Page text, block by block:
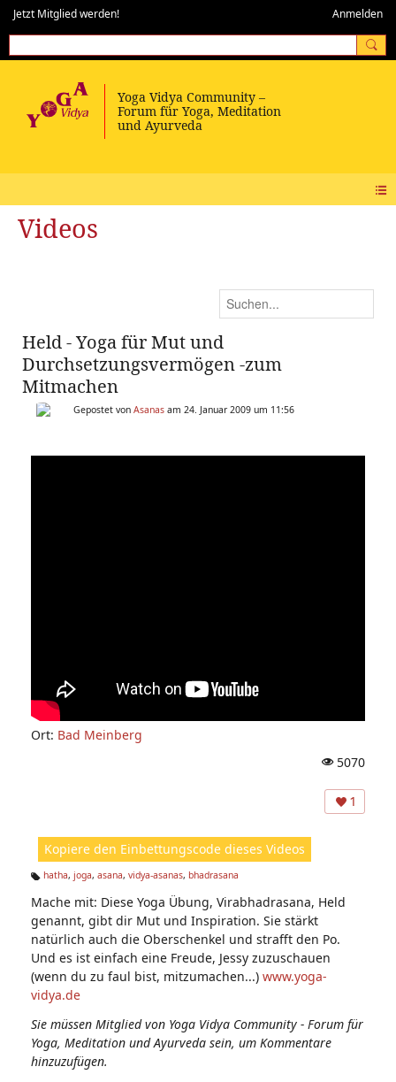
Jetzt Mitglied werden! Anmelden
Videos
Held - Yoga für Mut und
Durchsetzungsvermögen -zum
Mitmachen
Gepostet von Asanas am 24. Januar 2009 um 11:56
Ort: Bad Meinberg
ic
5070
1
Kopiere den Einbettungscode dieses Videos
g
s:
hatha, joga, asana, vidya-asanas, bhadrasana
Mache mit: Diese Yoga Übung, Virabhadrasana, Held
genannt, gibt dir Mut und Inspiration. Sie stärkt
natürlich auch die Oberschenkel und strafft den Po.
Und es ist einfach eine Freude, Jessy zuzuschauen
(wenn du zu faul bist, mitzumachen...) www.yoga-
vidya.de
Sie müssen Mitglied von Yoga Vidya Community - Forum für
Yoga, Meditation und Ayurveda sein, um Kommentare
hinzuzufügen.